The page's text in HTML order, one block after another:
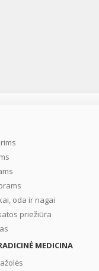
oda ir nagai
priežiūra
MEDICINA